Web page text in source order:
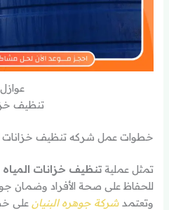
عوازل
تنظيف
خطوات عمل شركه تنظيف خزانات
تمثل عمليةتنظيف خزانات
للحفاظ على صحة الأفراد وضمان
وتعتمدشركة جوهره البنيان على